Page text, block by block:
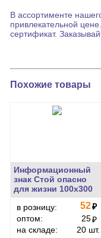
В ассортименте
привлекательной
сертификат.
Похожие товары
Информационный
знак Стой опасно
для жизни 100х300
в розницу:
52₽
оптом:
25₽
на складе:
20 шт.